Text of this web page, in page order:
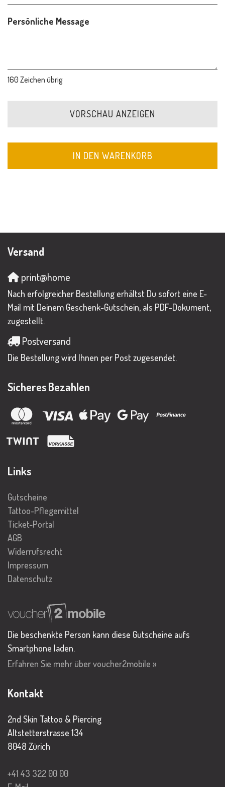
Persönliche Message
160Zeichen übrig
VORSCHAU ANZEIGEN
IN DEN WARENKORB
Versand
print@home
Nach erfolgreicher Bestellung erhältst Du sofort eine E-
Mail mit Deinem Geschenk-Gutschein, als PDF-Dokument,
zugestellt.
Postversand
Die Bestellung wird Ihnen per Post zugesendet.
Sicheres Bezahlen
Links
Gutscheine
Tattoo-Pflegemittel
Ticket-Portal
AGB
Widerrufsrecht
Impressum
Datenschutz
Die beschenkte Person kann diese Gutscheine aufs
Smartphone laden.
Erfahren Sie mehr über voucher2mobile »
Kontakt
2nd Skin Tattoo & Piercing
Altstetterstrasse 134
8048 Zürich
+41 43 322 00 00